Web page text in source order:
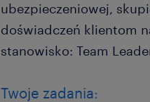
ubezpieczeniowej,
doświadczeń klientom
stanowisko: Team
Twoje zadania: